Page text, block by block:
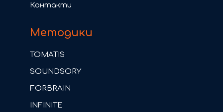
Контакти
Методики
TOMATIS
SOUNDSORY
FORBRAIN
INFINITE